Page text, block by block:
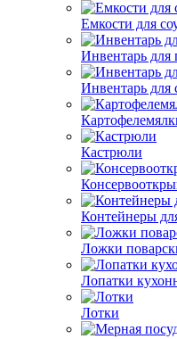
Емкости для
Инвентарь для
Инвентарь для
Кастрюли
Контейнеры
Ложки
Лопатки
Лотки